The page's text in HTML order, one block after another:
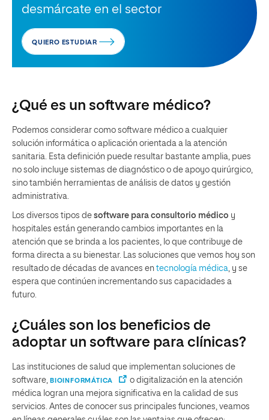
desmárcate en el sector
QUIERO ESTUDIAR
¿Qué es un software médico?
Podemos considerar como software médico a cualquier
solución informática o aplicación orientada a la atención
sanitaria. Esta definición puede resultar bastante amplia, pues
no solo incluye sistemas de diagnóstico o de apoyo quirúrgico,
sino también herramientas de análisis de datos y gestión
administrativa.
Los diversos tipos de software para consultorio médico y
hospitales están generando cambios importantes en la
atención que se brinda a los pacientes, lo que contribuye de
forma directa a su bienestar. Las soluciones que vemos hoy son
resultado de décadas de avances en tecnología médica , y se
espera que continúen incrementando sus capacidades a
futuro.
¿Cuáles son los beneficios de
adoptar un software para clínicas?
Las instituciones de salud que implementan soluciones de
software,
BIOINFORMÁTICA
o digitalización en la atención
médica logran una mejora significativa en la calidad de sus
servicios. Antes de conocer sus principales funciones, veamos